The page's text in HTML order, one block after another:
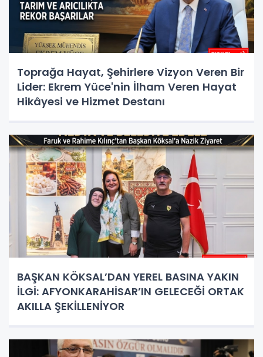
Toprağa Hayat, Şehirlere Vizyon Veren Bir
Lider: Ekrem Yüce'nin İlham Veren Hayat
Hikâyesi ve Hizmet Destanı
BAŞKAN KÖKSAL’DAN YEREL BASINA YAKIN
İLGİ: AFYONKARAHİSAR’IN GELECEĞİ ORTAK
AKILLA ŞEKİLLENİYOR